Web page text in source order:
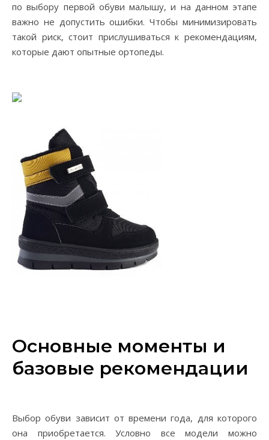
по выбору первой обуви малышу, и на данном этапе
важно не допустить ошибки. Чтобы минимизировать
такой риск, стоит прислушиваться к рекомендациям,
которые дают опытные ортопеды.
Основные моменты и
базовые рекомендации
Выбор обуви зависит от времени года, для которого
она приобретается. Условно все модели можно